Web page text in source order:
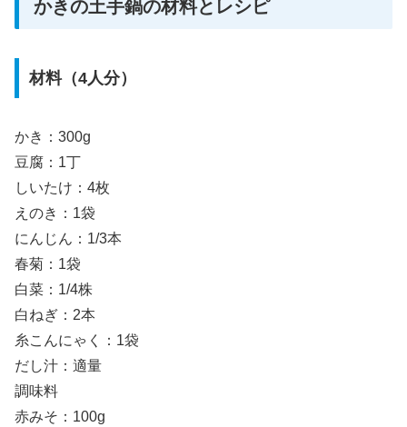
かきの土手鍋の材料とレシピ
材料（4人分）
かき：300g
豆腐：1丁
しいたけ：4枚
えのき：1袋
にんじん：1/3本
春菊：1袋
白菜：1/4株
白ねぎ：2本
糸こんにゃく：1袋
だし汁：適量
調味料
赤みそ：100g